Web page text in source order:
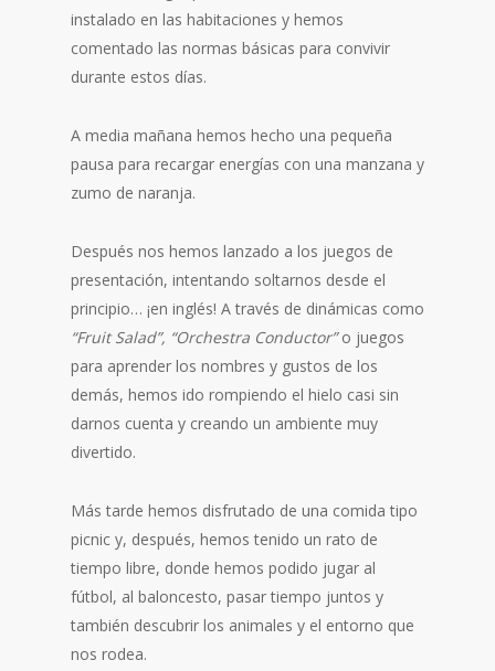
instalado en las habitaciones y hemos
comentado las normas básicas para convivir
durante estos días.
A media mañana hemos hecho una pequeña
pausa para recargar energías con una manzana y
zumo de naranja.
Después nos hemos lanzado a los juegos de
presentación, intentando soltarnos desde el
principio… ¡en inglés! A través de dinámicas como
“Fruit Salad”, “Orchestra Conductor”o juegos
para aprender los nombres y gustos de los
demás, hemos ido rompiendo el hielo casi sin
darnos cuenta y creando un ambiente muy
divertido.
Más tarde hemos disfrutado de una comida tipo
picnic y, después, hemos tenido un rato de
tiempo libre, donde hemos podido jugar al
fútbol, al baloncesto, pasar tiempo juntos y
también descubrir los animales y el entorno que
nos rodea.